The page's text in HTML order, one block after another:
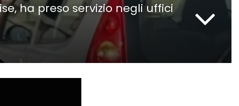
ha preso servizio negli uffici